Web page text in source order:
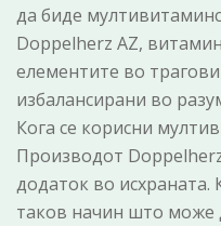
да биде
Doppelherz AZ,
елементите во
избалансирани во
Кога се корисни
Производот
додаток во исхраната.
таков начин што може